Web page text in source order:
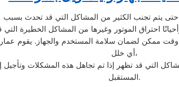
احتراق الموتور وغيرها من المشاكل الخطيرة التي
ممكن لضمان سلامة المستخدم والجهاز. يقوم
أي خلل،
التي قد تظهر إذا تم تجاهل هذه المشكلات
المستقبل.